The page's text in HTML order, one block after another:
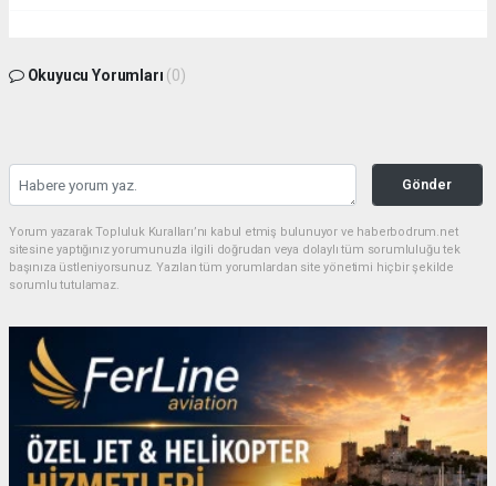
Okuyucu Yorumları (0)
Gönder
Yorum yazarak Topluluk Kuralları’nı kabul etmiş bulunuyor ve haberbodrum.net
sitesine yaptığınız yorumunuzla ilgili doğrudan veya dolaylı tüm sorumluluğu tek
başınıza üstleniyorsunuz. Yazılan tüm yorumlardan site yönetimi hiçbir şekilde
sorumlu tutulamaz.